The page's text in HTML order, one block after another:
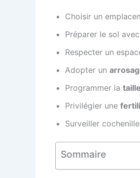
Choisir un
Préparer le sol
Respecter un
Adopter un
Programmer la taille
Privilégier une
Surveiller
Sommaire